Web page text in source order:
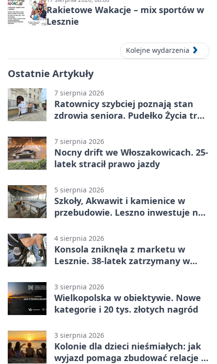
Rakietowe Wakacje – mix sportów w
Lesznie
Kolejne wydarzenia
Ostatnie Artykuły
7 sierpnia 2026
Ratownicy szybciej poznają stan
zdrowia seniora. Pudełko Życia trafi
7 sierpnia 2026
Nocny drift we Włoszakowicach. 25-
latek stracił prawo jazdy
5 sierpnia 2026
Szkoły, Akwawit i kamienice w
przebudowie. Leszno inwestuje na
4 sierpnia 2026
Konsola zniknęła z marketu w
Lesznie. 38-latek zatrzymany w
3 sierpnia 2026
Wielkopolska w obiektywie. Nowe
kategorie i 20 tys. złotych nagród
3 sierpnia 2026
Kolonie dla dzieci nieśmiałych: jak
wyjazd pomaga zbudować relacje z